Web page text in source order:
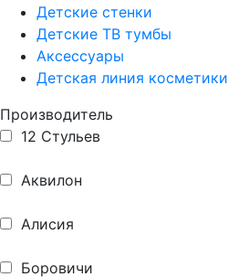
Детские стенки
Детские ТВ тумбы
Аксессуары
Детская линия косметики
Производитель
12 Стульев
Аквилон
Алисия
Боровичи